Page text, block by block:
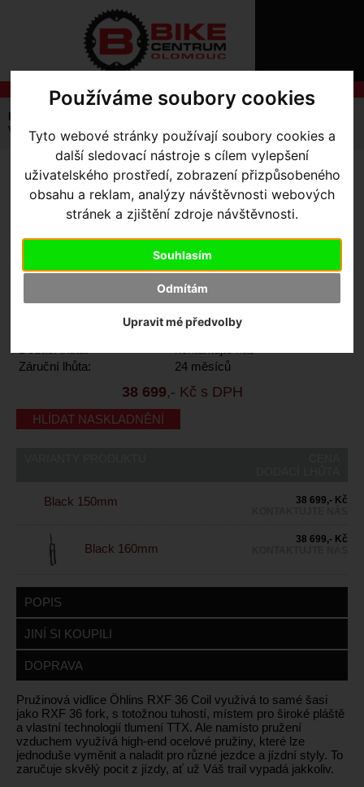
Používáme soubory cookies
Tyto webové stránky používají soubory cookies a
další sledovací nástroje s cílem vylepšení
uživatelského prostředí, zobrazení přizpůsobeného
obsahu a reklam, analýzy návštěvnosti webových
stránek a zjištění zdroje návštěvnosti.
Souhlasím
Odmítám
Upravit mé předvolby
NÁKUPU
SLUŽBY
ZTRATILI
Úvodní strana
Vidlice Öhlins RXF 36 COIL 27.5+/29 Fork
VIDLICE ÖHLINS RXF 36
COIL 27.5+/29 FORK- Black
150mm
98918-8950
Ne
Záruční lhůta:
24 měsíců
38 699,- Kč s DPH
HLÍDAT NASKLADNĚNÍ
Black 150mm
38 699,- Kč
Black 160mm
38 699,- Kč
POPIS
JINÍ SI KOUPILI
DOPRAVA
Pružinová vidlice Öhlins RXF 36 Coil využivá to samé šasi
jako RXF 36 fork, s totožnou tuhostí, místem pro široké pláště
a vlastní technologií tlumení TTX. Ale namísto pružení
vzduchem využívá high-end ocelové pružiny, které lze
jednoduše vyměnit a naladit pro různé jezdce a jízdní styly. To
zaručuje skvělý pocit z jízdy, ať už Váš trail vypadá jakkoliv.